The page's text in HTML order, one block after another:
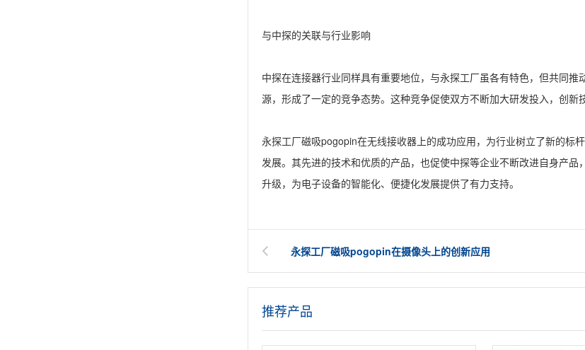
与中探的关联与行业影响
中探在连接器行业同样具有重要地位，与永探工厂虽各有特色，但共同推
源，形成了一定的竞争态势。这种竞争促使双方不断加大研发投入，创新
永探工厂磁吸pogopin在无线接收器上的成功应用，为行业树立了新的标
发展。其先进的技术和优质的产品，也促使中探等企业不断改进自身产
升级，为电子设备的智能化、便捷化发展提供了有力支持。
永探工厂磁吸pogopin在摄像头上的创新应用
推荐产品